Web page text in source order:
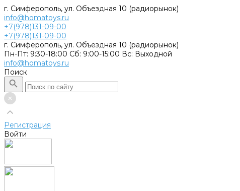
г. Симферополь, ул. Объездная 10 (радиорынок)
info@homatoys.ru
+7(978)131-09-00
+7(978)131-09-00
г. Симферополь, ул. Объездная 10 (радиорынок)
Пн-Пт: 9:30-18:00 Cб: 9:00-15:00 Вс: Выходной
info@homatoys.ru
Поиск
Регистрация
Войти